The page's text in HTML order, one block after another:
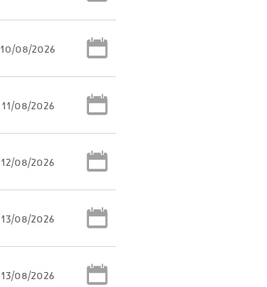
10/08/2026
11/08/2026
12/08/2026
13/08/2026
13/08/2026